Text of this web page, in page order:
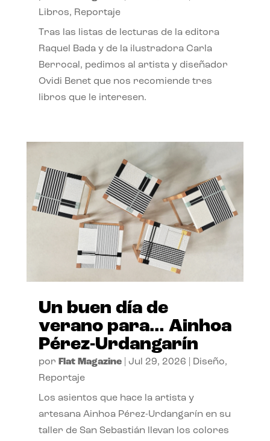
Libros, Reportaje
Tras las listas de lecturas de la editora
Raquel Bada y de la ilustradora Carla
Berrocal, pedimos al artista y diseñador
Ovidi Benet que nos recomiende tres
libros que le interesen.
Un buen día de
verano para… Ainhoa
Pérez-Urdangarín
por Flat Magazine| Jul 29, 2026 Diseño,
Reportaje
Los asientos que hace la artista y
artesana Ainhoa Pérez-Urdangarín en su
taller de San Sebastián llevan los colores